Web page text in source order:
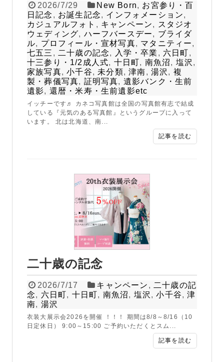
2026/7/29 New Born, お宮参り・百
日記念 , お誕生記念, インフォメーション,
カジュアルフォト , キャンペーン, スタジオ
ウェディング, ハーフバースデー, ブライダ
ル, プロフィール・宣材写真, マタニティー,
七五三 , 二十歳の記念, 入学・卒業 , 六日町,
十三参り・1/2成人式, 十日町, 南魚沼, 塩沢 ,
家族写真,小千谷, 未分類,津南,湯沢 , 複
製・葬儀写真, 証明写真, 遺影バンク・生前
遺影, 還暦・米寿・生前遺影etc
イッチーです♬ カネコ写真館は全国の写真館有志で結成
している『元気のある写真館』というグループに入って
います。 北は北海道、南...
記事を読む
二十歳の記念
2026/7/17 キャンペーン , 二十歳の記
念, 六日町 , 十日町 , 南魚沼, 塩沢 ,小千谷,津
南, 湯沢
衣装大展示会2026を開催 ！！！ 期間は8/8～8/16（10
日定休日） 9:00～15:00 ご予約いただくとスム...
記事を読む